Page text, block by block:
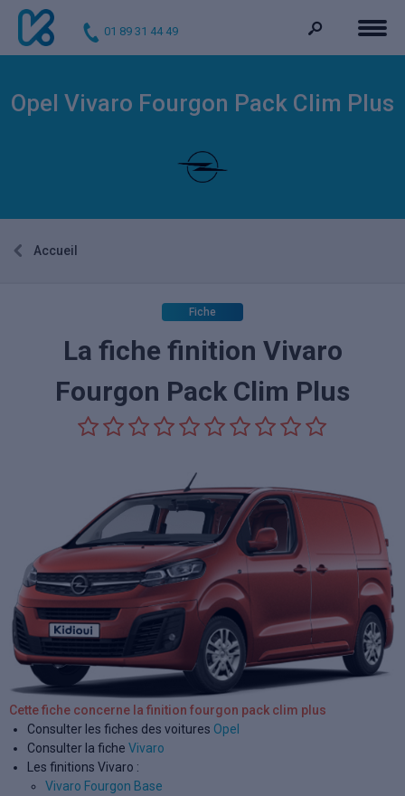
01 89 31 44 49
Opel Vivaro Fourgon Pack Clim Plus
Accueil
Fiche
La fiche finition Vivaro
Fourgon Pack Clim Plus
Cette fiche concerne la finition fourgon pack clim plus
Consulter les fiches des voitures Opel
Consulter la fiche Vivaro
Les finitions Vivaro :
Vivaro Fourgon Base